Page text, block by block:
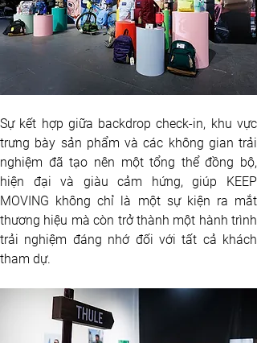
Sự kết hợp giữa backdrop check-in, khu vực
trưng bày sản phẩm và các không gian trải
nghiệm đã tạo nên một tổng thể đồng bộ,
hiện đại và giàu cảm hứng, giúp KEEP
MOVING không chỉ là một sự kiện ra mắt
thương hiệu mà còn trở thành một hành trình
trải nghiệm đáng nhớ đối với tất cả khách
tham dự.